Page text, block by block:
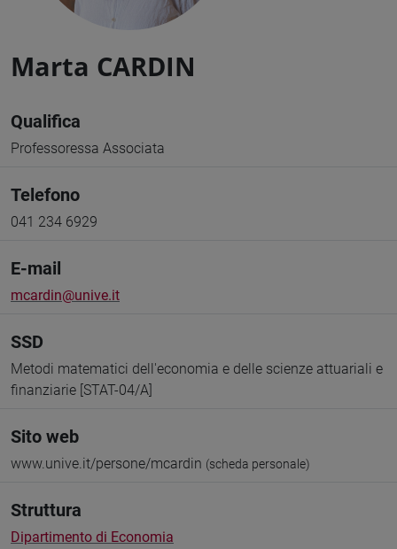
Marta CARDIN
Qualifica
Professoressa Associata
Telefono
041 234 6929
E-mail
mcardin@unive.it
SSD
Metodi matematici dell'economia e delle scienze attuariali e
finanziarie [STAT-04/A]
Sito web
www.unive.it/persone/mcardin (scheda personale)
Struttura
Dipartimento di Economia